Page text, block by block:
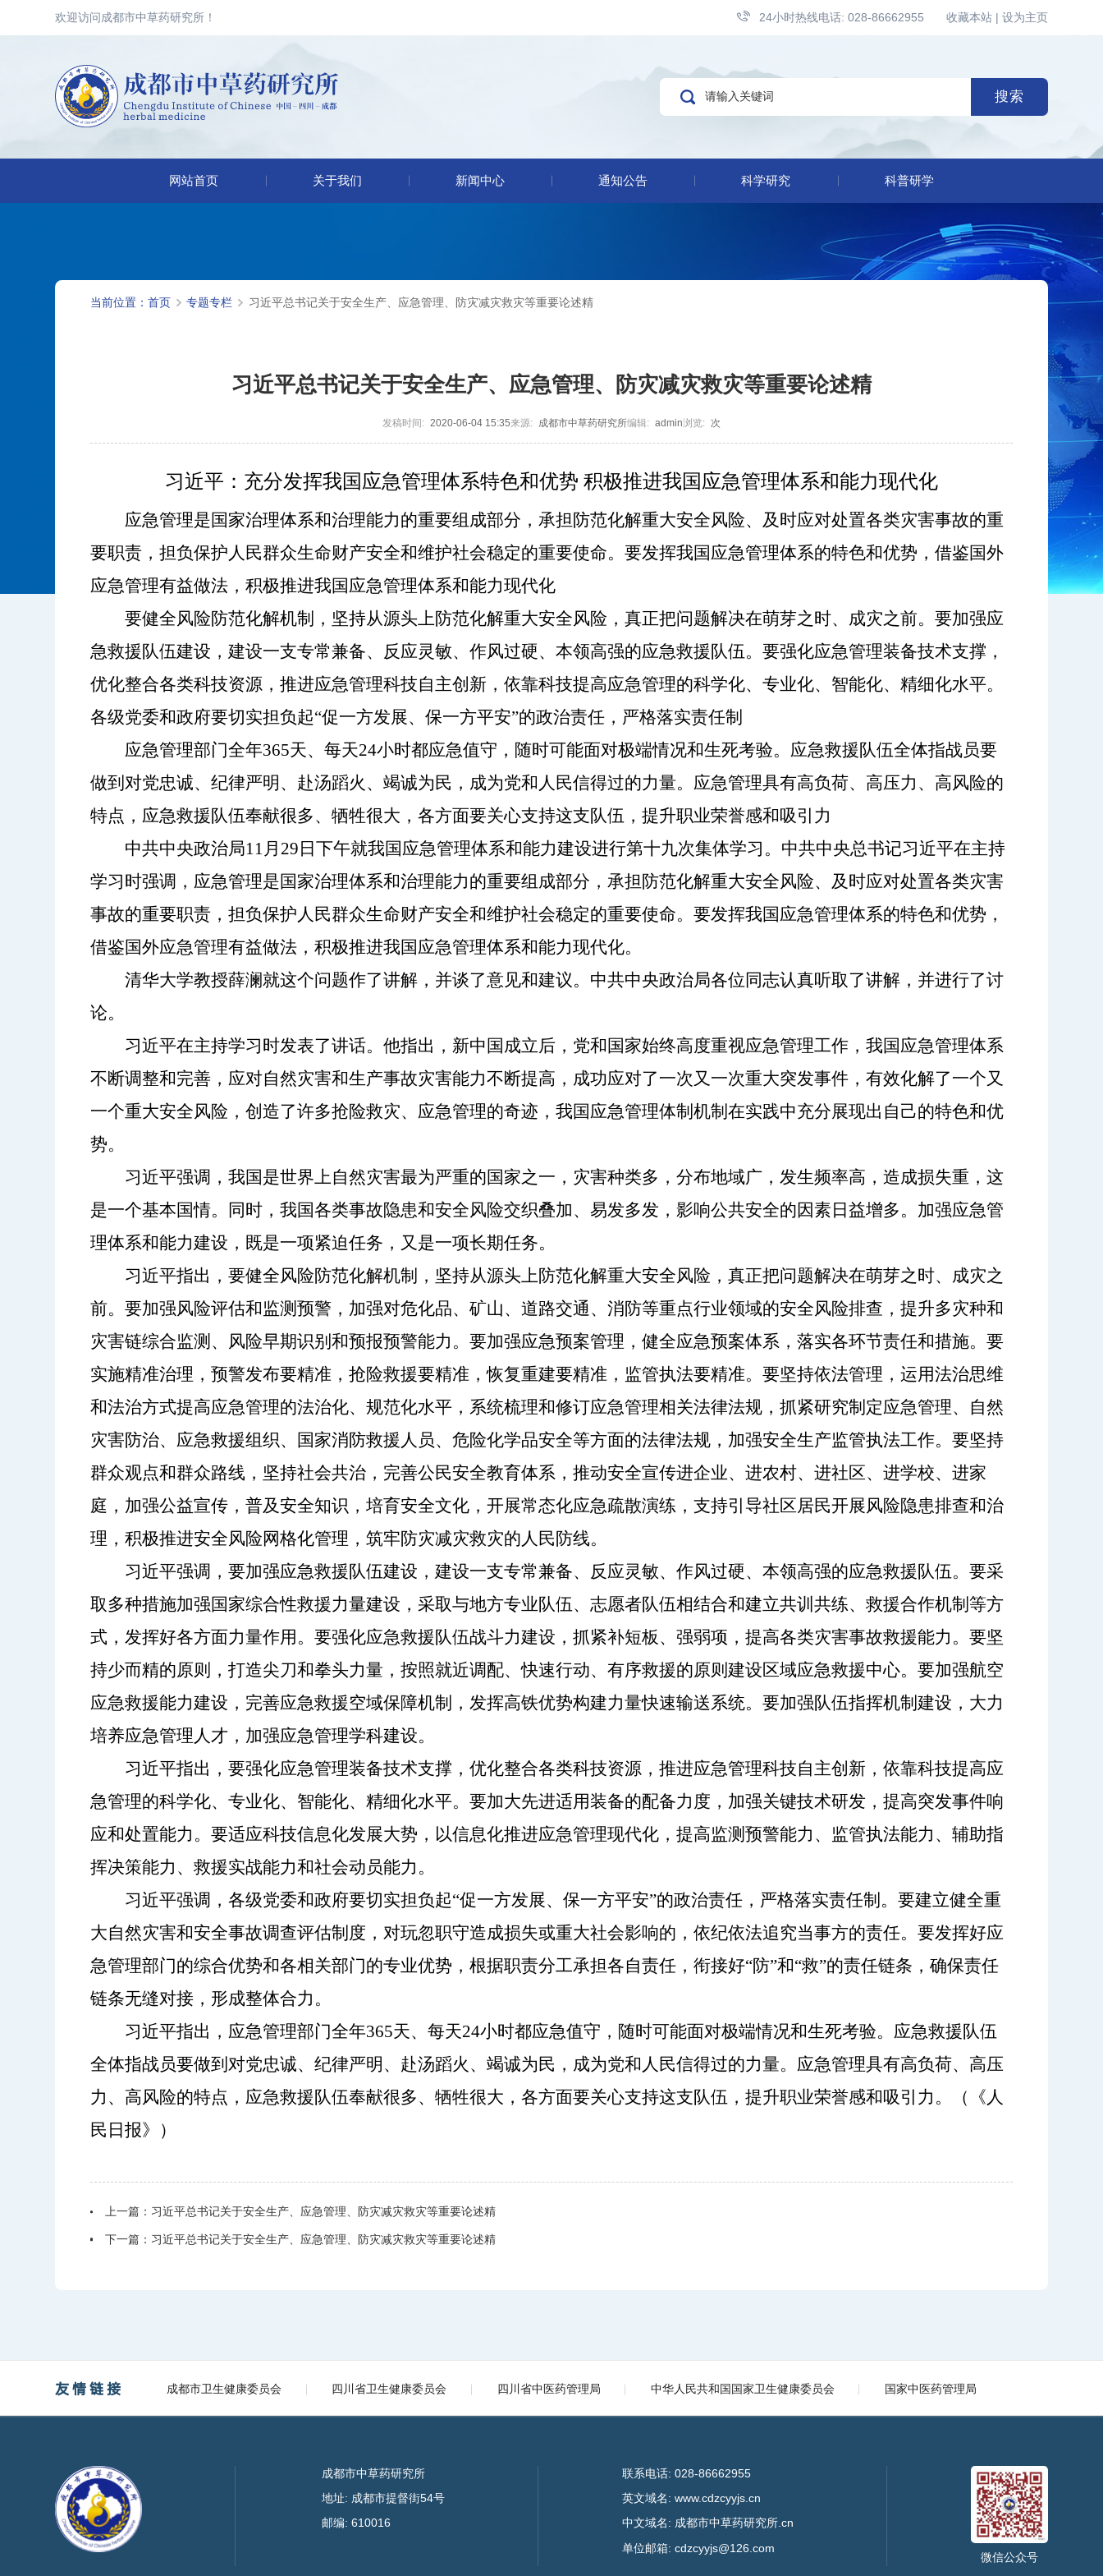
欢迎访问成都市中草药研究所！ 24小时热线电话: 028-86662955 收藏本站 设为主页
搜索
网站首页 关于我们 新闻中心 通知公告 科学研究 科普研学
当前位置： 首页 专题专栏 习近平总书记关于安全生产、应急管理、防灾减灾救灾等重要论述精
习近平总书记关于安全生产、应急管理、防灾减灾救灾等重要论述精
发稿时间: 2020-06-04 15:35来源: 成都市中草药研究所编辑: admin浏览: 次
习近平：充分发挥我国应急管理体系特色和优势 积极推进我国应急管理体系和能力现代化
应急管理是国家治理体系和治理能力的重要组成部分，承担防范化解重大安全风险、及时应对处置各类灾害事故的重
要职责，担负保护人民群众生命财产安全和维护社会稳定的重要使命。要发挥我国应急管理体系的特色和优势，借鉴国外
应急管理有益做法，积极推进我国应急管理体系和能力现代化
要健全风险防范化解机制，坚持从源头上防范化解重大安全风险，真正把问题解决在萌芽之时、成灾之前。要加强应
急救援队伍建设，建设一支专常兼备、反应灵敏、作风过硬、本领高强的应急救援队伍。要强化应急管理装备技术支撑，
优化整合各类科技资源，推进应急管理科技自主创新，依靠科技提高应急管理的科学化、专业化、智能化、精细化水平。
各级党委和政府要切实担负起“促一方发展、保一方平安”的政治责任，严格落实责任制
应急管理部门全年365天、每天24小时都应急值守，随时可能面对极端情况和生死考验。应急救援队伍全体指战员要
做到对党忠诚、纪律严明、赴汤蹈火、竭诚为民，成为党和人民信得过的力量。应急管理具有高负荷、高压力、高风险的
特点，应急救援队伍奉献很多、牺牲很大，各方面要关心支持这支队伍，提升职业荣誉感和吸引力
中共中央政治局11月29日下午就我国应急管理体系和能力建设进行第十九次集体学习。中共中央总书记习近平在主持
学习时强调，应急管理是国家治理体系和治理能力的重要组成部分，承担防范化解重大安全风险、及时应对处置各类灾害
事故的重要职责，担负保护人民群众生命财产安全和维护社会稳定的重要使命。要发挥我国应急管理体系的特色和优势，
借鉴国外应急管理有益做法，积极推进我国应急管理体系和能力现代化。
清华大学教授薛澜就这个问题作了讲解，并谈了意见和建议。中共中央政治局各位同志认真听取了讲解，并进行了讨
论。
习近平在主持学习时发表了讲话。他指出，新中国成立后，党和国家始终高度重视应急管理工作，我国应急管理体系
不断调整和完善，应对自然灾害和生产事故灾害能力不断提高，成功应对了一次又一次重大突发事件，有效化解了一个又
一个重大安全风险，创造了许多抢险救灾、应急管理的奇迹，我国应急管理体制机制在实践中充分展现出自己的特色和优
势。
习近平强调，我国是世界上自然灾害最为严重的国家之一，灾害种类多，分布地域广，发生频率高，造成损失重，这
是一个基本国情。同时，我国各类事故隐患和安全风险交织叠加、易发多发，影响公共安全的因素日益增多。加强应急管
理体系和能力建设，既是一项紧迫任务，又是一项长期任务。
习近平指出，要健全风险防范化解机制，坚持从源头上防范化解重大安全风险，真正把问题解决在萌芽之时、成灾之
前。要加强风险评估和监测预警，加强对危化品、矿山、道路交通、消防等重点行业领域的安全风险排查，提升多灾种和
灾害链综合监测、风险早期识别和预报预警能力。要加强应急预案管理，健全应急预案体系，落实各环节责任和措施。要
实施精准治理，预警发布要精准，抢险救援要精准，恢复重建要精准，监管执法要精准。要坚持依法管理，运用法治思维
和法治方式提高应急管理的法治化、规范化水平，系统梳理和修订应急管理相关法律法规，抓紧研究制定应急管理、自然
灾害防治、应急救援组织、国家消防救援人员、危险化学品安全等方面的法律法规，加强安全生产监管执法工作。要坚持
群众观点和群众路线，坚持社会共治，完善公民安全教育体系，推动安全宣传进企业、进农村、进社区、进学校、进家
庭，加强公益宣传，普及安全知识，培育安全文化，开展常态化应急疏散演练，支持引导社区居民开展风险隐患排查和治
理，积极推进安全风险网格化管理，筑牢防灾减灾救灾的人民防线。
习近平强调，要加强应急救援队伍建设，建设一支专常兼备、反应灵敏、作风过硬、本领高强的应急救援队伍。要采
取多种措施加强国家综合性救援力量建设，采取与地方专业队伍、志愿者队伍相结合和建立共训共练、救援合作机制等方
式，发挥好各方面力量作用。要强化应急救援队伍战斗力建设，抓紧补短板、强弱项，提高各类灾害事故救援能力。要坚
持少而精的原则，打造尖刀和拳头力量，按照就近调配、快速行动、有序救援的原则建设区域应急救援中心。要加强航空
应急救援能力建设，完善应急救援空域保障机制，发挥高铁优势构建力量快速输送系统。要加强队伍指挥机制建设，大力
培养应急管理人才，加强应急管理学科建设。
习近平指出，要强化应急管理装备技术支撑，优化整合各类科技资源，推进应急管理科技自主创新，依靠科技提高应
急管理的科学化、专业化、智能化、精细化水平。要加大先进适用装备的配备力度，加强关键技术研发，提高突发事件响
应和处置能力。要适应科技信息化发展大势，以信息化推进应急管理现代化，提高监测预警能力、监管执法能力、辅助指
挥决策能力、救援实战能力和社会动员能力。
习近平强调，各级党委和政府要切实担负起“促一方发展、保一方平安”的政治责任，严格落实责任制。要建立健全重
大自然灾害和安全事故调查评估制度，对玩忽职守造成损失或重大社会影响的，依纪依法追究当事方的责任。要发挥好应
急管理部门的综合优势和各相关部门的专业优势，根据职责分工承担各自责任，衔接好“防”和“救”的责任链条，确保责任
链条无缝对接，形成整体合力。
习近平指出，应急管理部门全年365天、每天24小时都应急值守，随时可能面对极端情况和生死考验。应急救援队伍
全体指战员要做到对党忠诚、纪律严明、赴汤蹈火、竭诚为民，成为党和人民信得过的力量。应急管理具有高负荷、高压
力、高风险的特点，应急救援队伍奉献很多、牺牲很大，各方面要关心支持这支队伍，提升职业荣誉感和吸引力。
（《人
民日报》）
上一篇： 习近平总书记关于安全生产、应急管理、防灾减灾救灾等重要论述精
下一篇： 习近平总书记关于安全生产、应急管理、防灾减灾救灾等重要论述精
友情链接 成都市卫生健康委员会 四川省卫生健康委员会 四川省中医药管理局 中华人民共和国国家卫生健康委员会 国家中医药管理局
成都市中草药研究所
地址: 成都市提督街54号
邮编: 610016
联系电话: 028-86662955
英文域名: www.cdzcyyjs.cn
中文域名: 成都市中草药研究所.cn
单位邮箱: cdzcyyjs@126.com
微信公众号